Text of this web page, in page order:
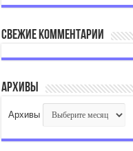
Свежие комментарии
Архивы
Архивы